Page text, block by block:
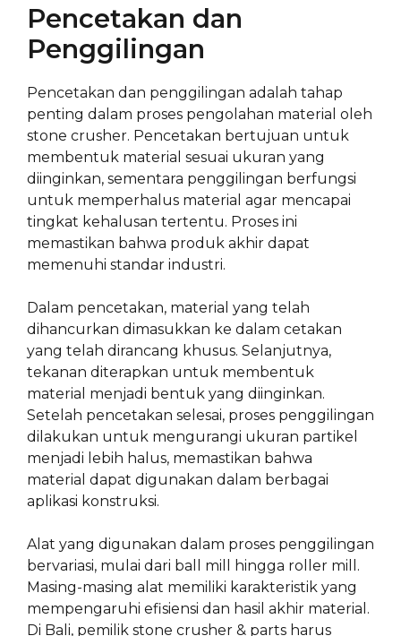
Pencetakan dan
Penggilingan
Pencetakan dan penggilingan adalah tahap
penting dalam proses pengolahan material oleh
stone crusher. Pencetakan bertujuan untuk
membentuk material sesuai ukuran yang
diinginkan, sementara penggilingan berfungsi
untuk memperhalus material agar mencapai
tingkat kehalusan tertentu. Proses ini
memastikan bahwa produk akhir dapat
memenuhi standar industri.
Dalam pencetakan, material yang telah
dihancurkan dimasukkan ke dalam cetakan
yang telah dirancang khusus. Selanjutnya,
tekanan diterapkan untuk membentuk
material menjadi bentuk yang diinginkan.
Setelah pencetakan selesai, proses penggilingan
dilakukan untuk mengurangi ukuran partikel
menjadi lebih halus, memastikan bahwa
material dapat digunakan dalam berbagai
aplikasi konstruksi.
Alat yang digunakan dalam proses penggilingan
bervariasi, mulai dari ball mill hingga roller mill.
Masing-masing alat memiliki karakteristik yang
mempengaruhi efisiensi dan hasil akhir material.
Di Bali, pemilik stone crusher & parts harus